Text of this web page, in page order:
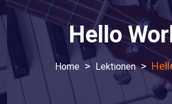
Hello
> Lektionen >